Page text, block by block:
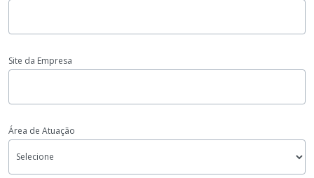
Site da Empresa
Área de Atuação